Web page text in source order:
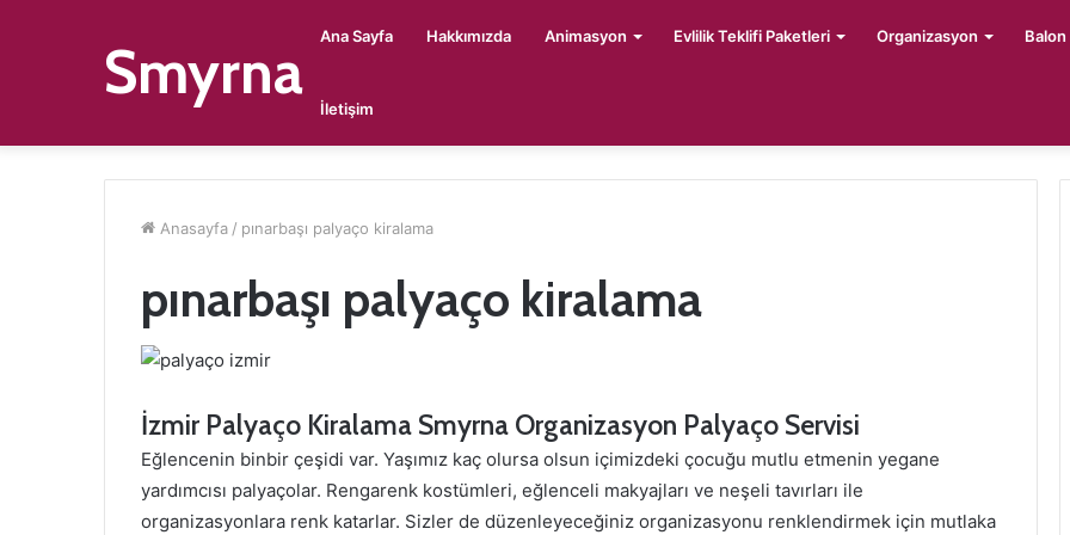
Smyrna Ana Sayfa Hakkımızda Animasyon Evlilik Teklifi Paketleri Organizasyon
İletişim
Anasayfa / pınarbaşı palyaço kiralama
pınarbaşı palyaço kiralama
İzmir Palyaço Kiralama Smyrna Organizasyon Palyaço Servisi
Eğlencenin binbir çeşidi var. Yaşımız kaç olursa olsun içimizdeki çocuğu mutlu etmenin yegane
yardımcısı palyaçolar. Rengarenk kostümleri, eğlenceli makyajları ve neşeli tavırları ile
organizasyonlara renk katarlar. Sizler de düzenleyeceğiniz organizasyonu renklendirmek için mutlaka